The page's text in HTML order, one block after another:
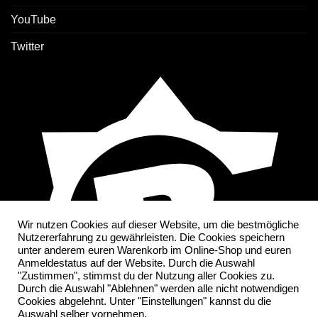
YouTube
Twitter
Wir nutzen Cookies auf dieser Website, um die bestmögliche
Nutzererfahrung zu gewährleisten. Die Cookies speichern
unter anderem euren Warenkorb im Online-Shop und euren
Anmeldestatus auf der Website. Durch die Auswahl
"Zustimmen", stimmst du der Nutzung aller Cookies zu.
Durch die Auswahl "Ablehnen" werden alle nicht notwendigen
Cookies abgelehnt. Unter "Einstellungen" kannst du die
Auswahl selber vornehmen.